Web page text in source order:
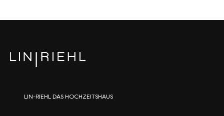
LIN-RIEHL DAS HOCHZEITSHAUS